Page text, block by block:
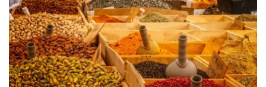
לטעם,
חוויה
ויזואלית
מעוררת
השראה